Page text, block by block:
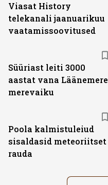
Viasat History
telekanali jaanuarikuu
vaatamissoovitused
Süüriast leiti 3000
aastat vana Läänemere
merevaiku
Poola kalmistuleiud
sisaldasid meteoriitset
rauda